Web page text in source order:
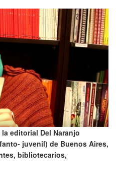
editorial Del Naranjo
juvenil) de Buenos Aires,
bibliotecarios,